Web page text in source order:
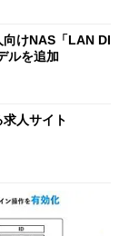
けNAS「LAN DI
ルを追加
人サイト